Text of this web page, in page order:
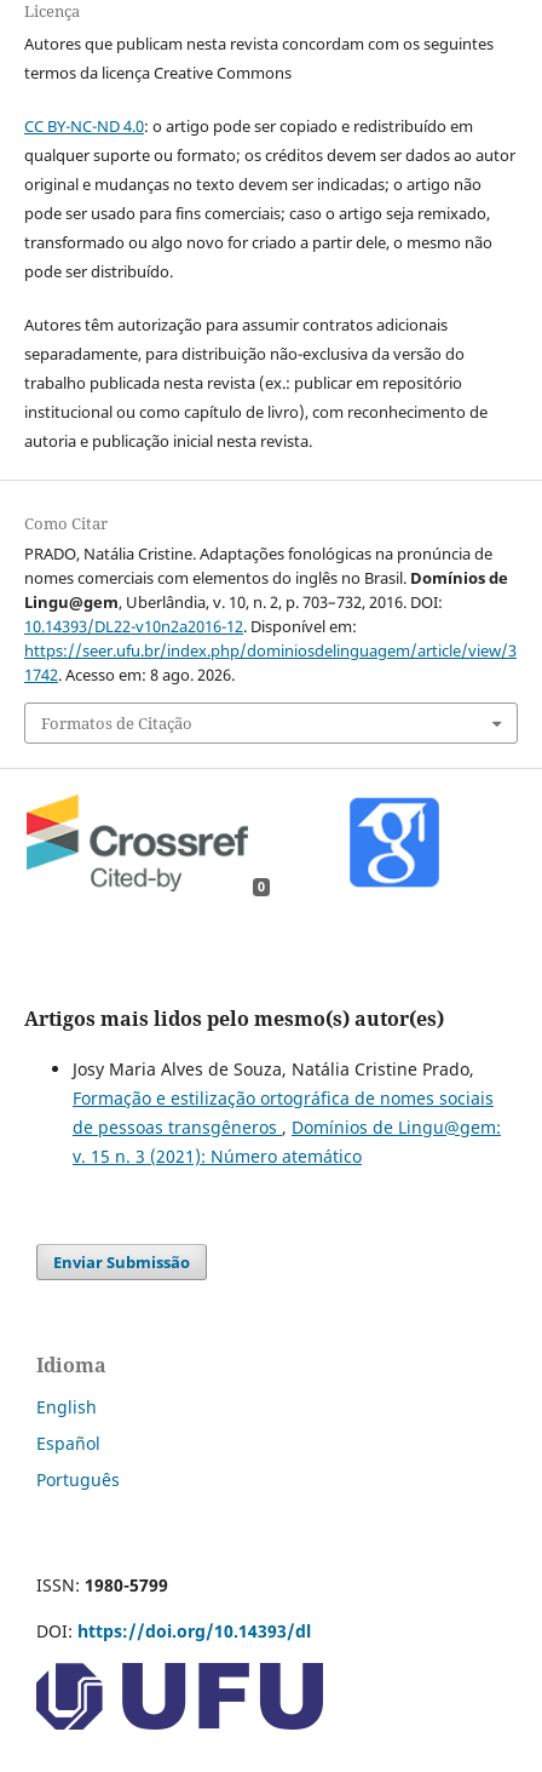
Licença
Autores que publicam nesta revista concordam com os seguintes
termos da licença Creative Commons
CC BY-NC-ND 4.0: o artigo pode ser copiado e redistribuído em
qualquer suporte ou formato; os créditos devem ser dados ao autor
original e mudanças no texto devem ser indicadas; o artigo não
pode ser usado para fins comerciais; caso o artigo seja remixado,
transformado ou algo novo for criado a partir dele, o mesmo não
pode ser distribuído.
Autores têm autorização para assumir contratos adicionais
separadamente, para distribuição não-exclusiva da versão do
trabalho publicada nesta revista (ex.: publicar em repositório
institucional ou como capítulo de livro), com reconhecimento de
autoria e publicação inicial nesta revista.
Como Citar
PRADO, Natália Cristine. Adaptações fonológicas na pronúncia de
nomes comerciais com elementos do inglês no Brasil. Domínios de
Lingu@gem, Uberlândia, v. 10, n. 2, p. 703–732, 2016. DOI:
10.14393/DL22-v10n2a2016-12. Disponível em:
https://seer.ufu.br/index.php/dominiosdelinguagem/article/view/3
1742. Acesso em: 8 ago. 2026.
Formatos de Citação
0
Artigos mais lidos pelo mesmo(s) autor(es)
Josy Maria Alves de Souza, Natália Cristine Prado,
Formação e estilização ortográfica de nomes sociais
de pessoas transgêneros , Domínios de Lingu@gem:
v. 15 n. 3 (2021): Número atemático
Enviar Submissão
Idioma
English
Español
Português
ISSN: 1980-5799
DOI: https://doi.org/10.14393/dl